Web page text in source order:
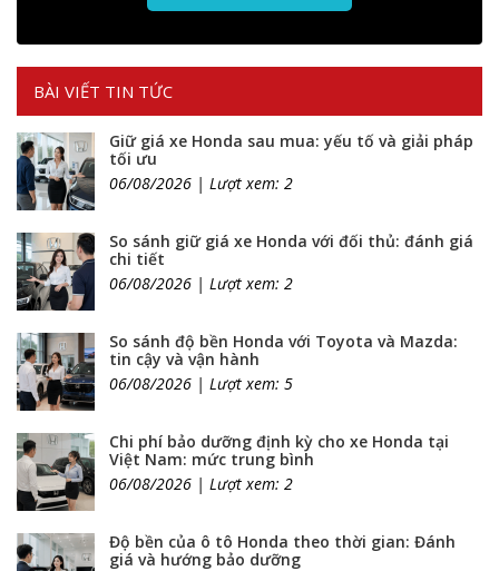
BÀI VIẾT TIN TỨC
Giữ giá xe Honda sau mua: yếu tố và giải pháp
tối ưu
06/08/2026 | Lượt xem: 2
So sánh giữ giá xe Honda với đối thủ: đánh giá
chi tiết
06/08/2026 | Lượt xem: 2
So sánh độ bền Honda với Toyota và Mazda:
tin cậy và vận hành
06/08/2026 | Lượt xem: 5
Chi phí bảo dưỡng định kỳ cho xe Honda tại
Việt Nam: mức trung bình
06/08/2026 | Lượt xem: 2
Độ bền của ô tô Honda theo thời gian: Đánh
giá và hướng bảo dưỡng